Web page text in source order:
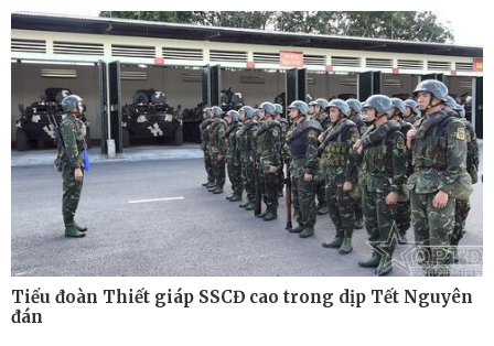
Tiểu đoàn Thiết giáp hoàn thành tốt diễn tập chiến
thuật có bắn đạn thật
Nơi sinh viên rèn ý trí, luyện kỹ năng
Tiểu đoàn Thiết giáp SSCĐ cao trong dịp Tết Nguyên
đán